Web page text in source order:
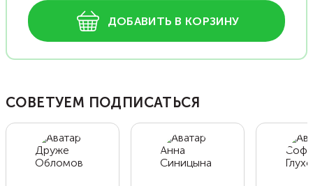
ДОБАВИТЬ В КОРЗИНУ
СОВЕТУЕМ ПОДПИСАТЬСЯ